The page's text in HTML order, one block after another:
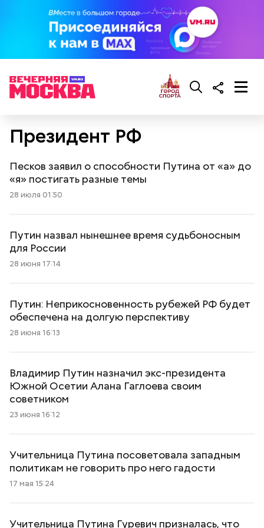
Президент РФ
Песков заявил о способности Путина от «а» до
«я» постигать разные темы
28 июля 01:50
Путин назвал нынешнее время судьбоносным
для России
28 июня 17:14
Путин: Неприкосновенность рубежей РФ будет
обеспечена на долгую перспективу
28 июня 16:13
Владимир Путин назначил экс-президента
Южной Осетии Алана Гаглоева своим
советником
23 июня 16:12
Учительница Путина посоветовала западным
политикам не говорить про него гадости
17 мая 15:24
Учительница Путина Гуревич призналась, что